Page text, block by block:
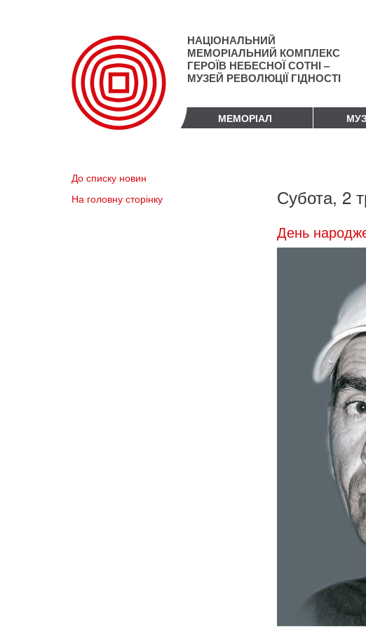
НАЦІОНАЛЬНИЙ
МЕМОРІАЛЬНИЙ КОМПЛЕКС
ГЕРОЇВ НЕБЕСНОЇ СОТНІ –
МУЗЕЙ РЕВОЛЮЦІЇ ГІДНОСТІ
МЕМОРІАЛ
До списку новин
На головну сторінку
Субота, 2
День